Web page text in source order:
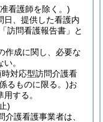
看護師を除く。)
日、提供した看護内
訪問看護報告書」と
作成に関し、必要な
。
対応型訪問介護看
るものに限る。)お
する。
)
護看護事業者は、